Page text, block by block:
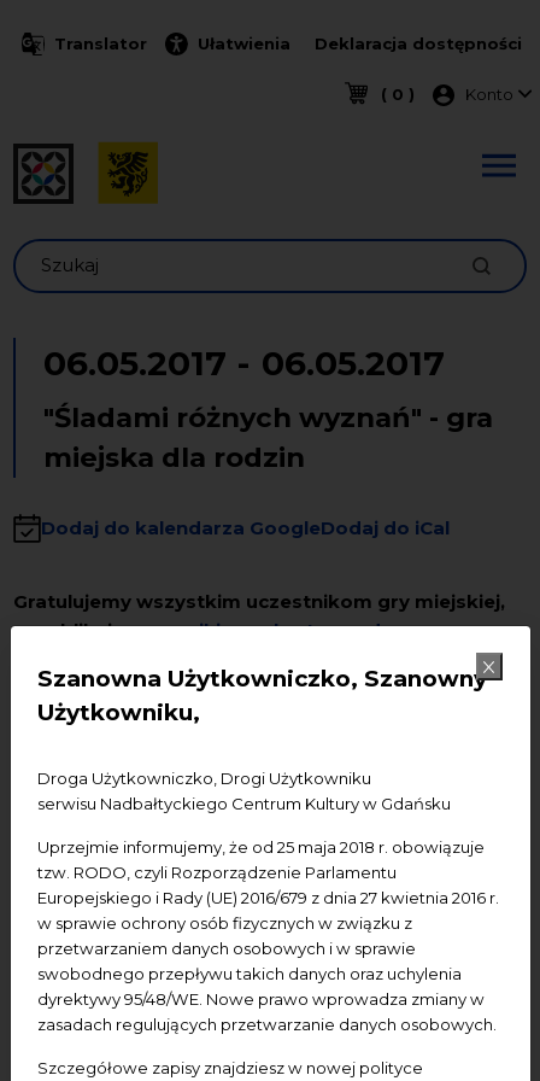
Szanowna Użytkowniczko, Szanowny
Użytkowniku,
Droga Użytkowniczko, Drogi Użytkowniku
serwisu Nadbałtyckiego Centrum Kultury w Gdańsku
Uprzejmie informujemy, że od 25 maja 2018 r. obowiązuje
tzw. RODO, czyli Rozporządzenie Parlamentu
Europejskiego i Rady (UE) 2016/679 z dnia 27 kwietnia 2016 r.
w sprawie ochrony osób fizycznych w związku z
przetwarzaniem danych osobowych i w sprawie
swobodnego przepływu takich danych oraz uchylenia
dyrektywy 95/48/WE. Nowe prawo wprowadza zmiany w
zasadach regulujących przetwarzanie danych osobowych.
Szczegółowe zapisy znajdziesz w nowej polityce
Translator Ułatwienia Deklaracja dostępności
( 0 ) Menu
Konto
Szukaj
06.05.2017 - 06.05.2017
"Śladami różnych wyznań" - gra
miejska dla rodzin
Dodaj do kalendarza GoogleDodaj do iCal
Gratulujemy wszystkim uczestnikom gry miejskiej,
w publikujemywynikiorazkartę gry do
sekretariacie Nadbałtyckiego Centrum Kultury, ulica
Korzenna 33/35 w godzinach 10.00-18.00.
GRA MIEJSKA „ŚLADAMI RÓŻNYCH WYZNAŃ”
6 maja 2017 r. (sobota), w godz. 11.30–14.30
Gra miejska – przeznaczona dla rodzin – pozwoli